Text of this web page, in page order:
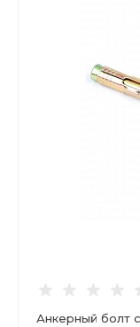
Анкерный болт с